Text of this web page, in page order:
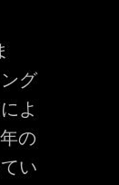
グ
よ
の
い